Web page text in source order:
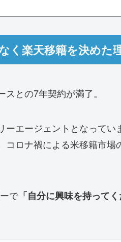
く楽天移籍を決めた
との7年契約が満了。
エージェントとなってい
ロナ禍による米移籍市場
で「自分に興味を持って